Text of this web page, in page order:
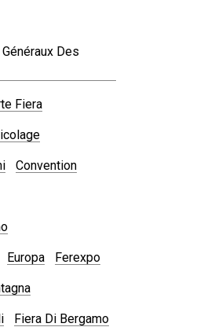
Des
Fiera
Convention
Europa Ferexpo
Fiera Di Bergamo